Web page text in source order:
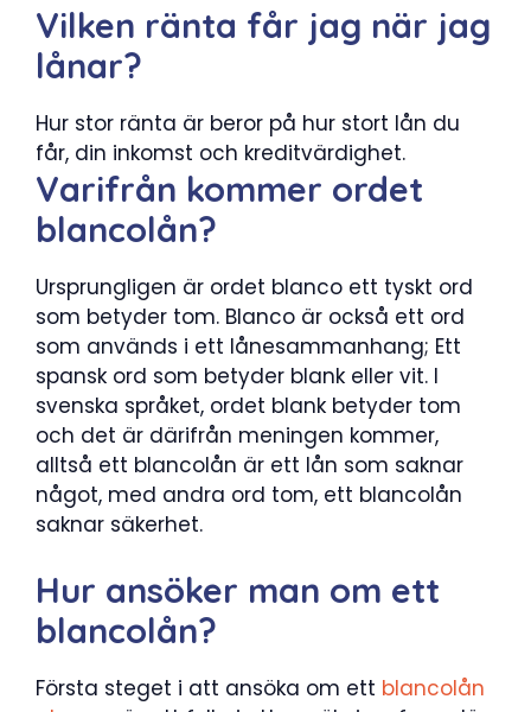
Vilken ränta får jag när jag
lånar?
Hur stor ränta är beror på hur stort lån du
får, din inkomst och kreditvärdighet.
Varifrån kommer ordet
blancolån?
Ursprungligen är ordet blanco ett tyskt ord
som betyder tom. Blanco är också ett ord
som används i ett lånesammanhang; Ett
spansk ord som betyder blank eller vit. I
svenska språket, ordet blank betyder tom
och det är därifrån meningen kommer,
alltså ett blancolån är ett lån som saknar
något, med andra ord tom, ett blancolån
saknar säkerhet.
Hur ansöker man om ett
blancolån?
Första steget i att ansöka om ett blancolån